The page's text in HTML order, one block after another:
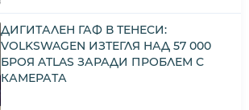
ДИГИТАЛЕН ГАФ В ТЕНЕСИ:
VOLKSWAGEN ИЗТЕГЛЯ НАД 57 000
БРОЯ ATLAS ЗАРАДИ ПРОБЛЕМ С
КАМЕРАТА